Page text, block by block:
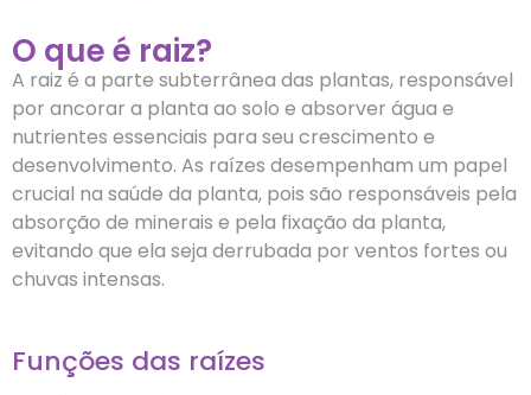
O que é raiz?
A raiz é a parte subterrânea das plantas, responsável
por ancorar a planta ao solo e absorver água e
nutrientes essenciais para seu crescimento e
desenvolvimento. As raízes desempenham um papel
crucial na saúde da planta, pois são responsáveis pela
absorção de minerais e pela fixação da planta,
evitando que ela seja derrubada por ventos fortes ou
chuvas intensas.
Funções das raízes